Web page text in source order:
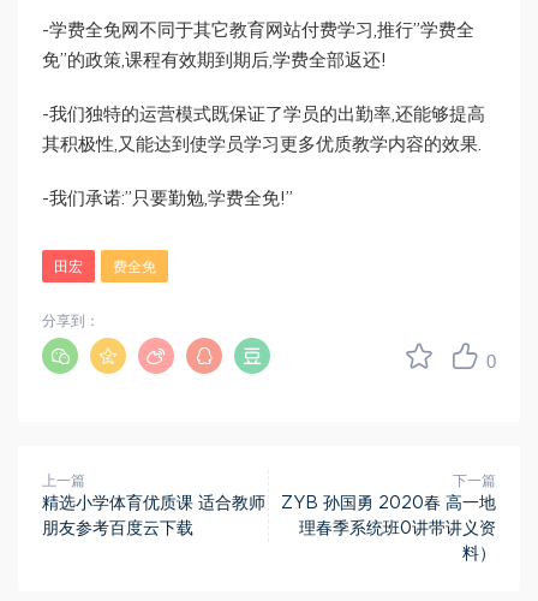
-学费全免网不同于其它教育网站付费学习,推行”学费全
免”的政策,课程有效期到期后,学费全部返还!
-我们独特的运营模式既保证了学员的出勤率,还能够提高
其积极性,又能达到使学员学习更多优质教学内容的效果.
-我们承诺:”只要勤勉,学费全免!”
田宏 费全免
0
分享到：
上一篇
精选小学体育优质课 适合教师
朋友参考百度云下载
下一篇
ZYB 孙国勇 2020春 高一地
理春季系统班0讲带讲义资
料）